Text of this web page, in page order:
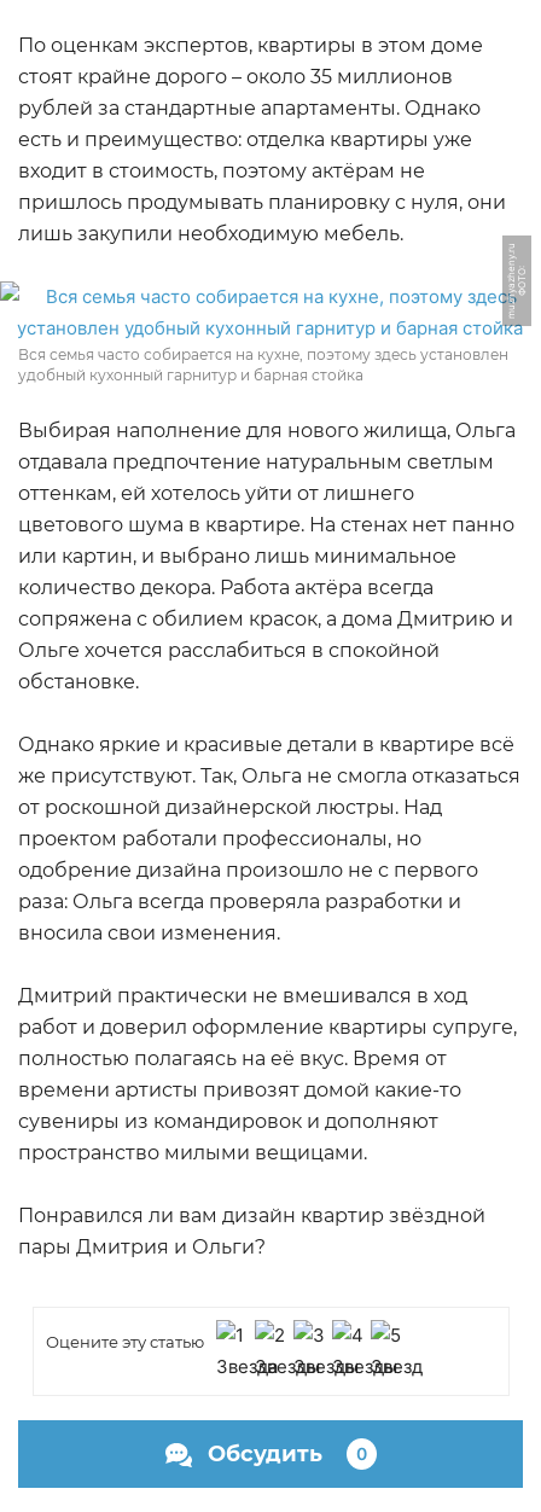
По оценкам экспертов, квартиры в этом доме
стоят крайне дорого – около 35 миллионов
рублей за стандартные апартаменты. Однако
есть и преимущество: отделка квартиры уже
входит в стоимость, поэтому актёрам не
пришлось продумывать планировку с нуля, они
лишь закупили необходимую мебель.
Ф
О
Т
О:
m
u
z
h
y
a
z
h
e
n
y.
r
u
Вся семья часто собирается на кухне, поэтому здесь установлен
удобный кухонный гарнитур и барная стойка
Выбирая наполнение для нового жилища, Ольга
отдавала предпочтение натуральным светлым
оттенкам, ей хотелось уйти от лишнего
цветового шума в квартире. На стенах нет панно
или картин, и выбрано лишь минимальное
количество декора. Работа актёра всегда
сопряжена с обилием красок, а дома Дмитрию и
Ольге хочется расслабиться в спокойной
обстановке.
Однако яркие и красивые детали в квартире всё
же присутствуют. Так, Ольга не смогла отказаться
от роскошной дизайнерской люстры. Над
проектом работали профессионалы, но
одобрение дизайна произошло не с первого
раза: Ольга всегда проверяла разработки и
вносила свои изменения.
Дмитрий практически не вмешивался в ход
работ и доверил оформление квартиры супруге,
полностью полагаясь на её вкус. Время от
времени артисты привозят домой какие-то
сувениры из командировок и дополняют
пространство милыми вещицами.
Понравился ли вам дизайн квартир звёздной
пары Дмитрия и Ольги?
Оцените эту статью
Обсудить 0